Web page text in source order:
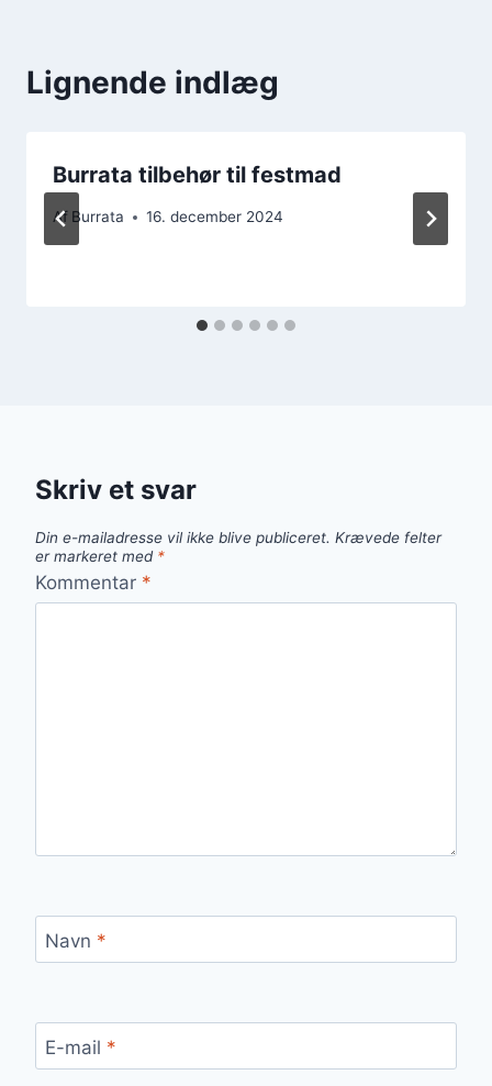
Lignende indlæg
Burrata tilbehør til festmad
Af Burrata 16. december 2024
Skriv et svar
Din e-mailadresse vil ikke blive publiceret. Krævede felter
er markeret med *
Kommentar *
Navn *
E-mail *